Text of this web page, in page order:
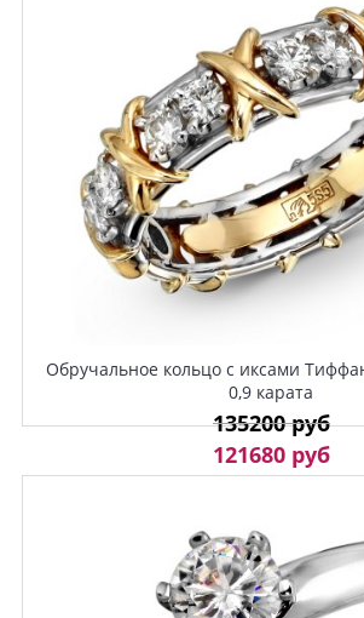
Обручальное кольцо с иксами
0,9 карата
135200 руб
121680 руб